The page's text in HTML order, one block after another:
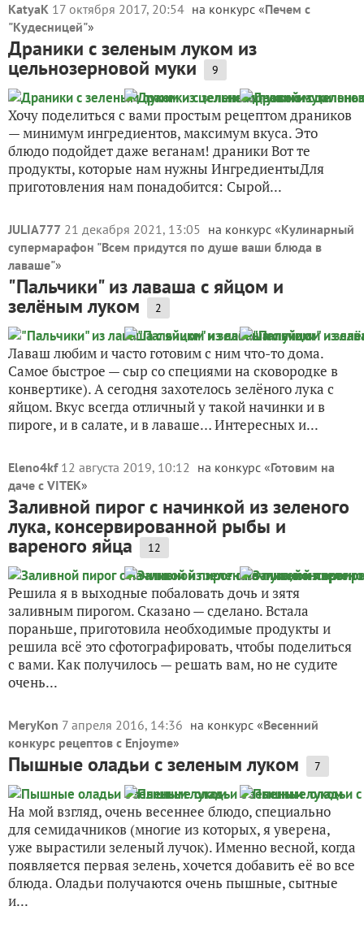
KatyaK 17 октября 2017, 20:54 на конкурс «Печем с
"Кудесницей"»
Драники с зеленым луком из
цельнозерновой муки 9
Хочу поделиться с вами простым рецептом драников
— минимум ингредиентов, максимум вкуса. Это
блюдо подойдет даже веганам! драники Вот те
продукты, которые нам нужны ИнгредиентыДля
приготовления нам понадобится: Сырой...
JULIA777 21 декабря 2021, 13:05 на конкурс «Кулинарный
супермарафон "Всем придутся по душе ваши блюда в
лаваше"»
"Пальчики" из лаваша с яйцом и
зелёным луком 2
Лаваш любим и часто готовим с ним что-то дома.
Самое быстрое — сыр со специями на сковородке в
конвертике). А сегодня захотелось зелёного лука с
яйцом. Вкус всегда отличный у такой начинки и в
пироге, и в салате, и в лаваше… Интересных и...
Eleno4kf 12 августа 2019, 10:12 на конкурс «Готовим на
даче с VITEK»
Заливной пирог с начинкой из зеленого
лука, консервированной рыбы и
вареного яйца 12
Решила я в выходные побаловать дочь и зятя
заливным пирогом. Сказано — сделано. Встала
пораньше, приготовила необходимые продукты и
решила всё это сфотографировать, чтобы поделиться
с вами. Как получилось — решать вам, но не судите
очень...
MeryKon 7 апреля 2016, 14:36 на конкурс «Весенний
конкурс рецептов с Enjoyme»
Пышные оладьи с зеленым луком 7
На мой взгляд, очень весеннее блюдо, специально
для семидачников (многие из которых, я уверена,
уже вырастили зеленый лучок). Именно весной, когда
появляется первая зелень, хочется добавить её во все
блюда. Оладьи получаются очень пышные, сытные
и...